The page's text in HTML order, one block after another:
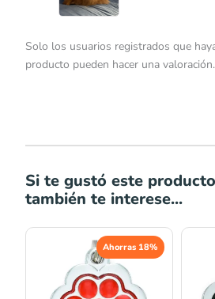
Solo los usuarios registrados que
producto pueden hacer una valoración.
Si te gustó este
también te interese...
Ahorras 18%
precio
original
era:
El
precio
actual
es: